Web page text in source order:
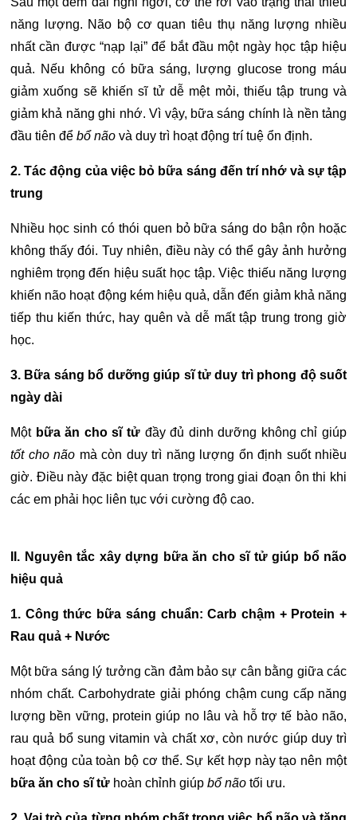
năng lượng. Não bộ cơ quan tiêu thụ năng lượng nhiều
nhất cần được “nạp lại” để bắt đầu một ngày học tập hiệu
quả. Nếu không có bữa sáng, lượng glucose trong máu
giảm xuống sẽ khiến sĩ tử dễ mệt mỏi, thiếu tập trung và
giảm khả năng ghi nhớ. Vì vậy, bữa sáng chính là nền tảng
đầu tiên để bổ não và duy trì hoạt động trí tuệ ổn định.
2. Tác động của việc bỏ bữa sáng đến trí nhớ và sự tập
trung
Nhiều học sinh có thói quen bỏ bữa sáng do bận rộn hoặc
không thấy đói. Tuy nhiên, điều này có thể gây ảnh hưởng
nghiêm trọng đến hiệu suất học tập. Việc thiếu năng lượng
khiến não hoạt động kém hiệu quả, dẫn đến giảm khả năng
tiếp thu kiến thức, hay quên và dễ mất tập trung trong giờ
học.
3. Bữa sáng bổ dưỡng giúp sĩ tử duy trì phong độ suốt
ngày dài
Một bữa ăn cho sĩ tửđầy đủ dinh dưỡng không chỉ giúp
tốt cho não mà còn duy trì năng lượng ổn định suốt nhiều
giờ. Điều này đặc biệt quan trọng trong giai đoạn ôn thi khi
các em phải học liên tục với cường độ cao.
II. Nguyên tắc xây dựng bữa ăn cho sĩ tử giúp bổ não
hiệu quả
1. Công thức bữa sáng chuẩn: Carb chậm + Protein +
Rau quả + Nước
Một bữa sáng lý tưởng cần đảm bảo sự cân bằng giữa các
nhóm chất. Carbohydrate giải phóng chậm cung cấp năng
lượng bền vững, protein giúp no lâu và hỗ trợ tế bào não,
rau quả bổ sung vitamin và chất xơ, còn nước giúp duy trì
hoạt động của toàn bộ cơ thể. Sự kết hợp này tạo nên một
bữa ăn cho sĩ tử hoàn chỉnh giúp bổ não tối ưu.